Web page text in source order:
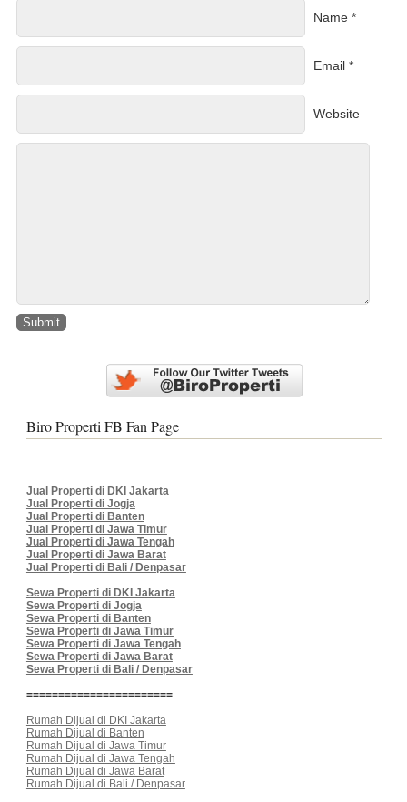
Name *
Email *
Website
Biro Properti FB Fan Page
Jual Properti di DKI Jakarta
Jual Properti di Jogja
Jual Properti di Banten
Jual Properti di Jawa Timur
Jual Properti di Jawa Tengah
Jual Properti di Jawa Barat
Jual Properti di Bali / Denpasar
Sewa Properti di DKI Jakarta
Sewa Properti di Jogja
Sewa Properti di Banten
Sewa Properti di Jawa Timur
Sewa Properti di Jawa Tengah
Sewa Properti di Jawa Barat
Sewa Properti di Bali / Denpasar
=======================
Rumah Dijual di DKI Jakarta
Rumah Dijual di Banten
Rumah Dijual di Jawa Timur
Rumah Dijual di Jawa Tengah
Rumah Dijual di Jawa Barat
Rumah Dijual di Bali / Denpasar